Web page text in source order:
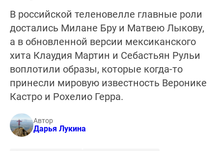
В российской теленовелле главные роли
достались Милане Бру и Матвею Лыкову,
а в обновленной версии мексиканского
хита Клаудия Мартин и Себастьян Рульи
воплотили образы, которые когда-то
принесли мировую известность Веронике
Кастро и Рохелио Герра.
Автор
Дарья Лукина